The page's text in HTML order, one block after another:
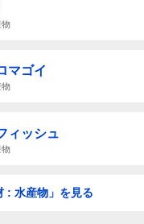
物
マゴイ
物
ィッシュ
物
: 水産物」を見る